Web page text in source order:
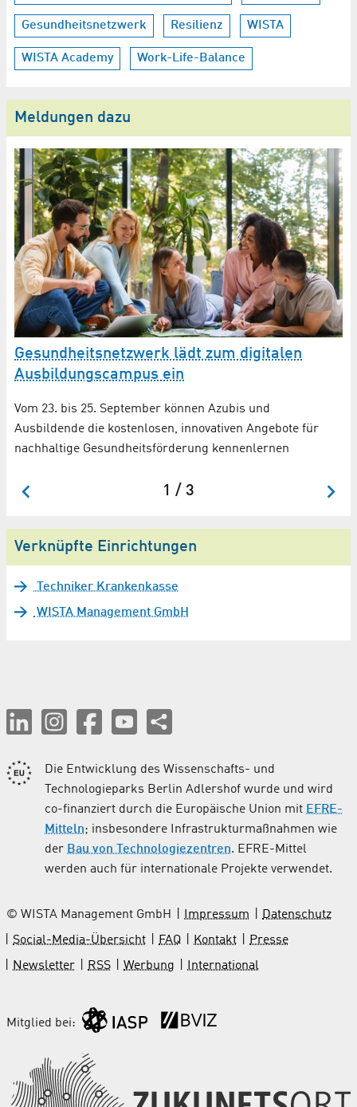
Gesundheitsnetzwerk Resilienz WISTA
WISTA Academy Work-Life-Balance
Meldungen dazu
Gesundheitsnetzwerk lädt zum digitalen
Ausbildungscampus ein
Vom 23. bis 25. September können Azubis und
Ausbildende die kostenlosen, innovativen Angebote für
nachhaltige Gesundheitsförderung kennenlernen
1 / 3
Verknüpfte Einrichtungen
Techniker Krankenkasse
WISTA Management GmbH
Die Entwicklung des Wissenschafts- und
Technologieparks Berlin Adlershof wurde und wird
co-finanziert durch die Europäische Union mit EFRE-
Mitteln; insbesondere Infrastrukturmaßnahmen wie
der Bau von Technologiezentren. EFRE-Mittel
werden auch für internationale Projekte verwendet.
© WISTA Management GmbH Impressum
Datenschutz
Social-Media-Übersicht
FAQ Kontakt
Presse
Newsletter
RSS Werbung International
Mitglied bei: